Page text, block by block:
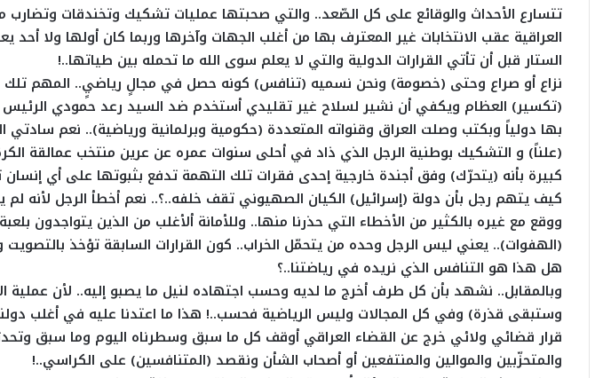
تتسارع الأحداث والوقائع على كل الصّعد.. والتي صحبتها عمليات تشكيك وتخندقات وتضارب
العراقية عقب الانتخابات غير المعترف بها من أغلب الجهات وآخرها وربما كان أولها ولا
الستار قبل أن تأتي القرارات الدولية والتي لا يعلم سوى الله ما تحمله بين طياتها..!
نزاع أو صراع وحتى (خصومة) ونحن نسميه (تنافس) كونه حصل في مجالٍ رياضيٍ.. المهم تلك
(تكسير) العظام ويكفي أن نشير لسلاح غير تقليدي أستخدم ضد السيد رعد حمودي الرئيس
بها دولياً وبكتب وصلت العراق وقنواته المتعددة (حكومية وبرلمانية ورياضية).. نعم
(علناً) و التشكيك بوطنية الرجل الذي ذاد في أحلى سنوات عمره عن عرين منتخب عمالقة
كبيرة بأنه (يتحرّك) وفق أجندة خارجية إحدى فقرات تلك التهمة تدفع بثبوتها على أي إنسان
كيف يتهم رجل بأن دولة (إسرائيل) الكيان الصهيوني تقف خلفه..؟.. نعم أخطأ الرجل لأنه لم
ووقع مع غيره بالكثير من الأخطاء التي حذرنا منها.. وللأمانة ألأغلب من الذين يتواجدون
(الهفوات).. يعني ليس الرجل وحده من يتحمّل الخراب.. كون القرارات السابقة تؤخذ
هل هذا هو التنافس الذي نريده في رياضتنا..؟
وبالمقابل.. نشهد بأن كل طرف أخرج ما لديه وحسب اجتهاده لنيل ما يصبو إليه.. لأن عملية
وستبقى قذرة) وفي كل المجالات وليس الرياضية فحسب..! هذا ما اعتدنا عليه في أغلب
قرار قضائي ولائي خرج عن القضاء العراقي أوقف كل ما سبق وسطرناه اليوم وما سبق
والمتحزّبين والموالين والمنتفعين أو أصحاب الشأن ونقصد (المتنافسين) على الكراسي..!